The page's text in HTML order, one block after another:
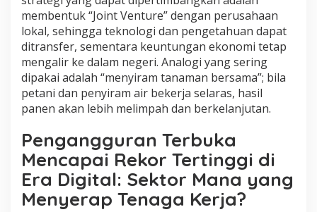
membentuk “Joint Venture” dengan perusahaan
lokal, sehingga teknologi dan pengetahuan dapat
ditransfer, sementara keuntungan ekonomi tetap
mengalir ke dalam negeri. Analogi yang sering
dipakai adalah “menyiram tanaman bersama”; bila
petani dan penyiram air bekerja selaras, hasil
panen akan lebih melimpah dan berkelanjutan.
Pengangguran Terbuka
Mencapai Rekor Tertinggi di
Era Digital: Sektor Mana yang
Menyerap Tenaga Kerja?